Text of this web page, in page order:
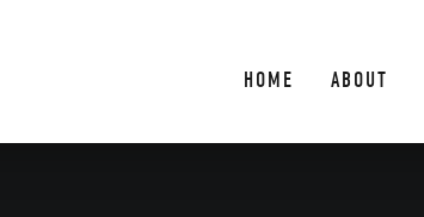
HOME ABOUT